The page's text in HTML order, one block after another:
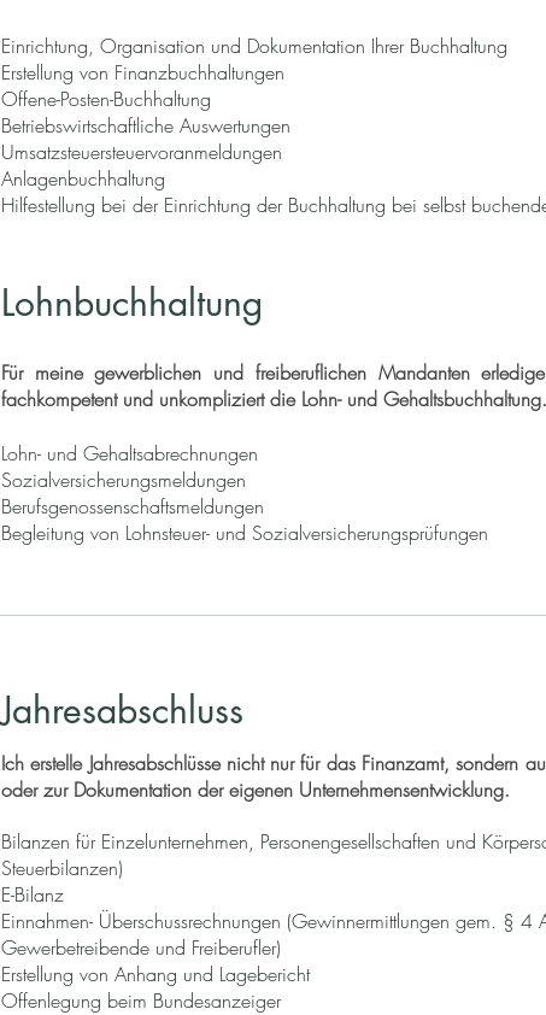
Einrichtung, Organisation und Dokumentation Ihrer Buchhaltung
Erstellung von Finanzbuchhaltungen
Offene-Posten-Buchhaltung
Betriebswirtschaftliche Auswertungen
Umsatzsteuersteuervoranmeldungen
Anlagenbuchhaltung
Hilfestellung bei der Einrichtung der Buchhaltung bei selbst
Lohnbuchhaltung
Für meine gewerblichen und freiberuflichen Mandanten
fachkompetent und unkompliziert die Lohn- und Gehaltsbuchhaltung.
Lohn- und Gehaltsabrechnungen
Sozialversicherungsmeldungen
Berufsgenossenschaftsmeldungen
Begleitung von Lohnsteuer- und Sozialversicherungsprüfungen
Jahresabschluss
Ich erstelle Jahresabschlüsse nicht nur für das Finanzamt, sondern
oder zur Dokumentation der eigenen Unternehmensentwicklung.
Bilanzen für Einzelunternehmen, Personengesellschaften und
Steuerbilanzen)
E-Bilanz
Einnahmen- Überschussrechnungen (Gewinnermittlungen gem. § 4
Gewerbetreibende und Freiberufler)
Erstellung von Anhang und Lagebericht
Offenlegung beim Bundesanzeiger